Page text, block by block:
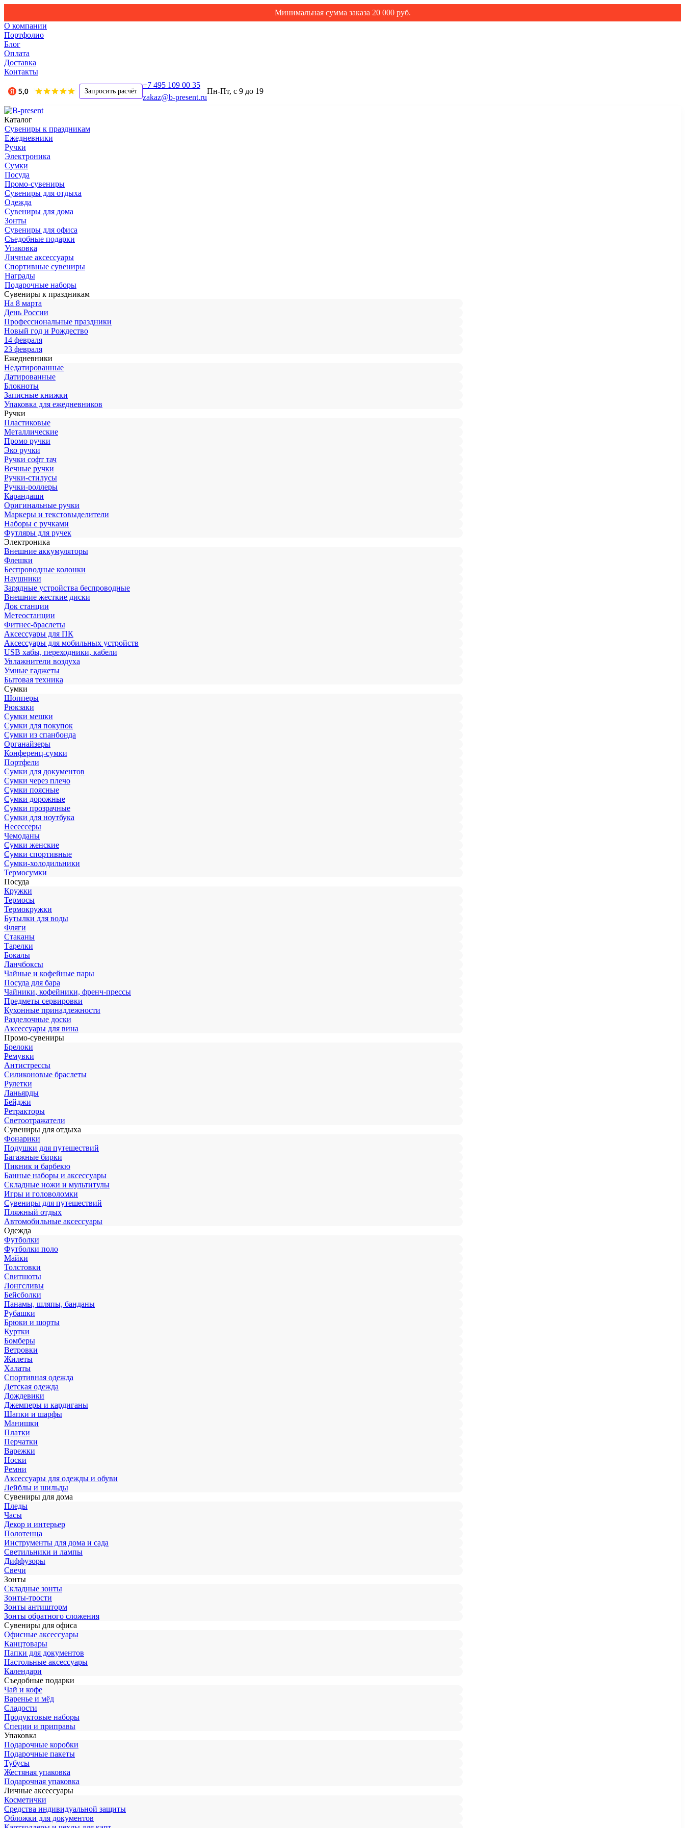
Минимальная сумма заказа 20 000 руб.
О компании
Портфолио
Блог
Оплата
Доставка
Контакты
Запросить расчёт
+7 495 109 00 35
zakaz@b-present.ru
Пн-Пт, с 9 до 19
Каталог
Сувениры к праздникам
Ежедневники
Ручки
Электроника
Сумки
Посуда
Промо-сувениры
Сувениры для отдыха
Одежда
Сувениры для дома
Зонты
Сувениры для офиса
Съедобные подарки
Упаковка
Личные аксессуары
Спортивные сувениры
Награды
Подарочные наборы
Сувениры к праздникам
На 8 марта
День России
Профессиональные праздники
Новый год и Рождество
14 февраля
23 февраля
Ежедневники
Недатированные
Датированные
Блокноты
Записные книжки
Упаковка для ежедневников
Ручки
Пластиковые
Металлические
Промо ручки
Эко ручки
Ручки софт тач
Вечные ручки
Ручки-стилусы
Ручки-роллеры
Карандаши
Оригинальные ручки
Маркеры и текстовыделители
Наборы с ручками
Футляры для ручек
Электроника
Внешние аккумуляторы
Флешки
Беспроводные колонки
Наушники
Зарядные устройства беспроводные
Внешние жесткие диски
Док станции
Метеостанции
Фитнес-браслеты
Аксессуары для ПК
Аксессуары для мобильных устройств
USB хабы, переходники, кабели
Увлажнители воздуха
Умные гаджеты
Бытовая техника
Сумки
Шопперы
Рюкзаки
Сумки мешки
Сумки для покупок
Сумки из спанбонда
Органайзеры
Конференц-сумки
Портфели
Сумки для документов
Сумки через плечо
Сумки поясные
Сумки дорожные
Сумки прозрачные
Сумки для ноутбука
Несессеры
Чемоданы
Сумки женские
Сумки спортивные
Сумки-холодильники
Термосумки
Посуда
Кружки
Термосы
Термокружки
Бутылки для воды
Фляги
Стаканы
Тарелки
Бокалы
Ланчбоксы
Чайные и кофейные пары
Посуда для бара
Чайники, кофейники, френч-прессы
Предметы сервировки
Кухонные принадлежности
Разделочные доски
Аксессуары для вина
Промо-сувениры
Брелоки
Ремувки
Антистрессы
Силиконовые браслеты
Рулетки
Ланьярды
Бейджи
Ретракторы
Светоотражатели
Сувениры для отдыха
Фонарики
Подушки для путешествий
Багажные бирки
Пикник и барбекю
Банные наборы и аксессуары
Складные ножи и мультитулы
Игры и головоломки
Сувениры для путешествий
Пляжный отдых
Автомобильные аксессуары
Одежда
Футболки
Футболки поло
Майки
Толстовки
Свитшоты
Лонгсливы
Бейсболки
Панамы, шляпы, банданы
Рубашки
Брюки и шорты
Куртки
Бомберы
Ветровки
Жилеты
Халаты
Спортивная одежда
Детская одежда
Дождевики
Джемперы и кардиганы
Шапки и шарфы
Манишки
Платки
Перчатки
Варежки
Носки
Ремни
Аксессуары для одежды и обуви
Лейблы и шильды
Сувениры для дома
Пледы
Часы
Декор и интерьер
Полотенца
Инструменты для дома и сада
Светильники и лампы
Диффузоры
Свечи
Зонты
Складные зонты
Зонты-трости
Зонты антишторм
Зонты обратного сложения
Сувениры для офиса
Офисные аксессуары
Канцтовары
Папки для документов
Настольные аксессуары
Календари
Съедобные подарки
Чай и кофе
Варенье и мёд
Сладости
Продуктовые наборы
Специи и приправы
Упаковка
Подарочные коробки
Подарочные пакеты
Тубусы
Жестяная упаковка
Подарочная упаковка
Личные аксессуары
Косметички
Средства индивидуальной защиты
Обложки для документов